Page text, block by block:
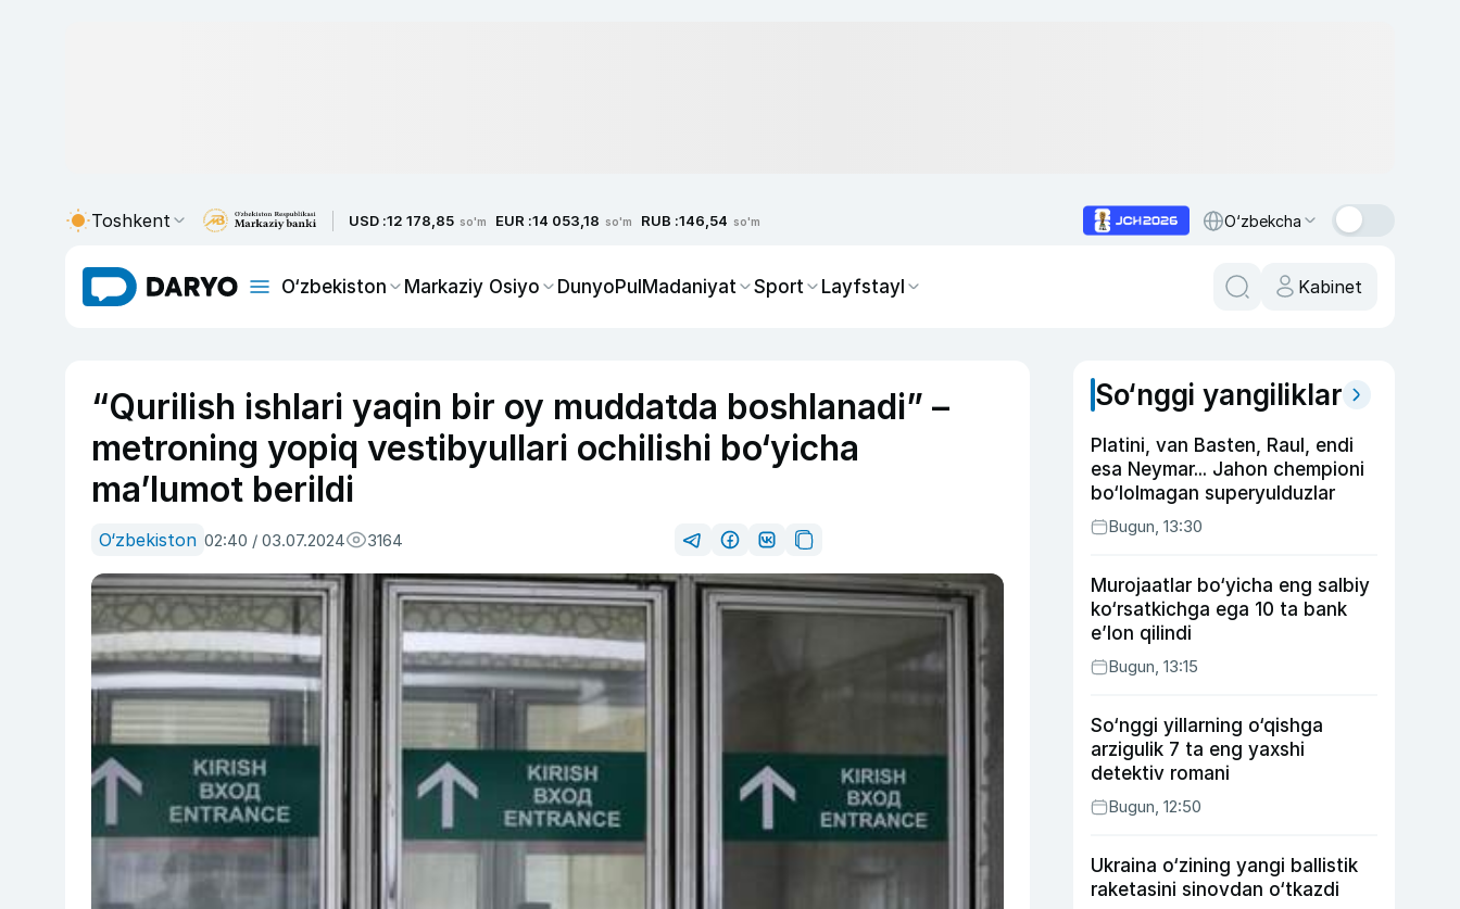
Toshkent USD :12 178,85 so'm EUR :14 053,18 so'm RUB :146,54 so'm O‘zbekcha
O‘zbekiston Markaziy Osiyo DunyoPulMadaniyat Sport Layfstayl Kabinet
“Qurilish ishlari yaqin bir oy muddatda boshlanadi” –
metroning yopiq vestibyullari ochilishi bo‘yicha
maʼlumot berildi
O‘zbekiston 02:40 / 03.07.2024 3164
So‘nggi yangiliklar
Platini, van Basten, Raul, endi
esa Neymar... Jahon chempioni
bo‘lolmagan superyulduzlar
Bugun, 13:30
Murojaatlar bo‘yicha eng salbiy
ko‘rsatkichga ega 10 ta bank
e’lon qilindi
Bugun, 13:15
So‘nggi yillarning o‘qishga
arzigulik 7 ta eng yaxshi
detektiv romani
Bugun, 12:50
Ukraina o‘zining yangi ballistik
raketasini sinovdan o‘tkazdi